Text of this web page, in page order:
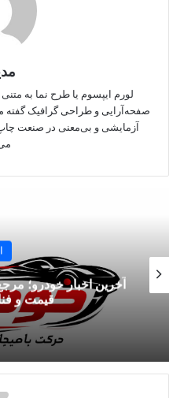
رئیس ستاد مرکزی اربعین با
بهداشت و درمان راهپیمایی
کنار تعداد قابل توجهی مراکز
عزیز آماده شود.
معاون امنیتی و انتظامی وزیر
وی در خصوص عبور اتباع
در مراسم اربعین گفت: اتباع
در خصوص تردد نخواهند داشت
در این خصوص است؛ در خصوص
افغانستان نیز برنامه ریزی
کرد: بخش قابل توجهی از
لورم ایپسوم یا طرح‌ نما به
صفحه‌آرایی و طراحی گرافیک گفته
آزمایشی و بی‌معنی در صنعت
آخرین اخبار خودرو؛
قیمت و